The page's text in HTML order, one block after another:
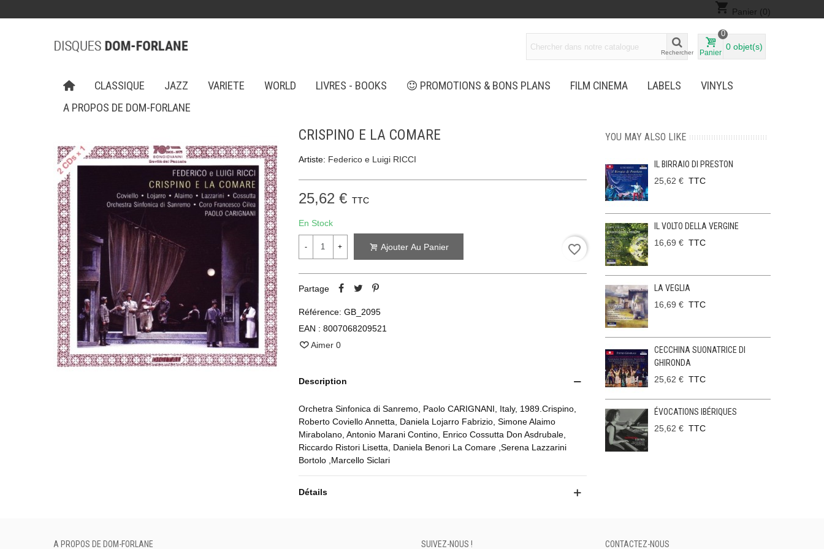
shopping_cart Panier (0)
Rechercher Panier
0
0 objet(s)
CLASSIQUE JAZZ VARIETE WORLD LIVRES - BOOKS PROMOTIONS & BONS PLANS FILM CINEMA LABELS
VINYLS
A PROPOS DE DOM-FORLANE
CRISPINO E LA COMARE
Artiste: Federico e Luigi RICCI
25,62 € TTC
En Stock
- + Ajouter Au Panier favorite_border
Partage
Référence: GB_2095
EAN : 8007068209521
Aimer 0
Description
Orchetra Sinfonica di Sanremo, Paolo CARIGNANI, Italy, 1989.Crispino,
Roberto Coviello Annetta, Daniela Lojarro Fabrizio, Simone Alaimo
Mirabolano, Antonio Marani Contino, Enrico Cossutta Don Asdrubale,
Riccardo Ristori Lisetta, Daniela Benori La Comare ,Serena Lazzarini
Bortolo ,Marcello Siclari
Détails
YOU MAY ALSO LIKE
IL BIRRAIO DI PRESTON
25,62 € TTC
IL VOLTO DELLA VERGINE
16,69 € TTC
LA VEGLIA
16,69 € TTC
CECCHINA SUONATRICE DI
GHIRONDA
25,62 € TTC
ÉVOCATIONS IBÉRIQUES
25,62 € TTC
A PROPOS DE DOM-FORLANE SUIVEZ-NOUS ! CONTACTEZ-NOUS